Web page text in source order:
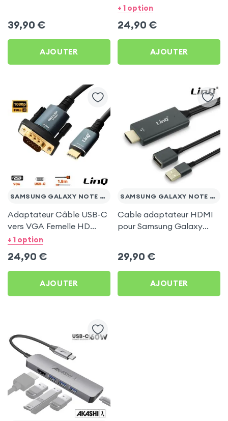
Note 20 Ultra
39,90 €
AJOUTER
1080P, 1.8m - LinQ pour
Ultra
+ 1 option
24,90 €
AJOUTER
SAMSUNG GALAXY NOTE 20 ULTRA
Adaptateur Câble USB-C
vers VGA Femelle HD
1080P, 1.8m - LinQ pour
Ultra
+ 1 option
24,90 €
AJOUTER
SAMSUNG GALAXY NOTE 20 ULTRA
Cable adaptateur HDMI
pour Samsung Galaxy
29,90 €
AJOUTER